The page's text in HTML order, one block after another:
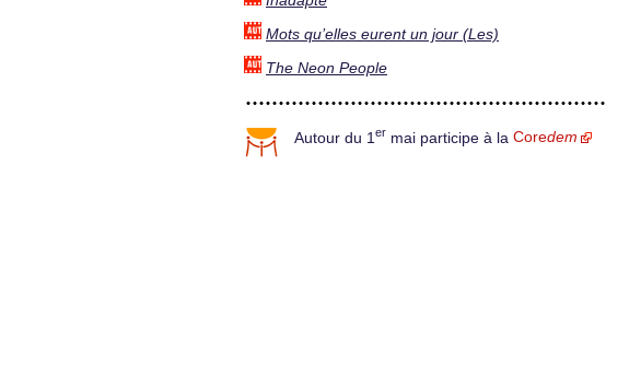
Mots qu’elles eurent un jour (Les)
The Neon People
Autour du 1 er mai participe à la Coredem